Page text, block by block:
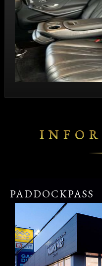
PADDOCKPASS